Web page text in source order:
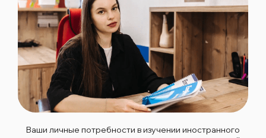
Ваши личные потребности в изучении иностранного